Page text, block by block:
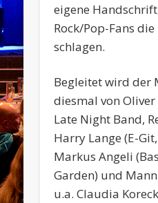
eigene
Rock/Pop-Fans
schlagen.
Begleitet wird der
diesmal von Oliver
Late Night Band,
Harry Lange (E-
Markus Angeli
Garden) und
u.a. Claudia